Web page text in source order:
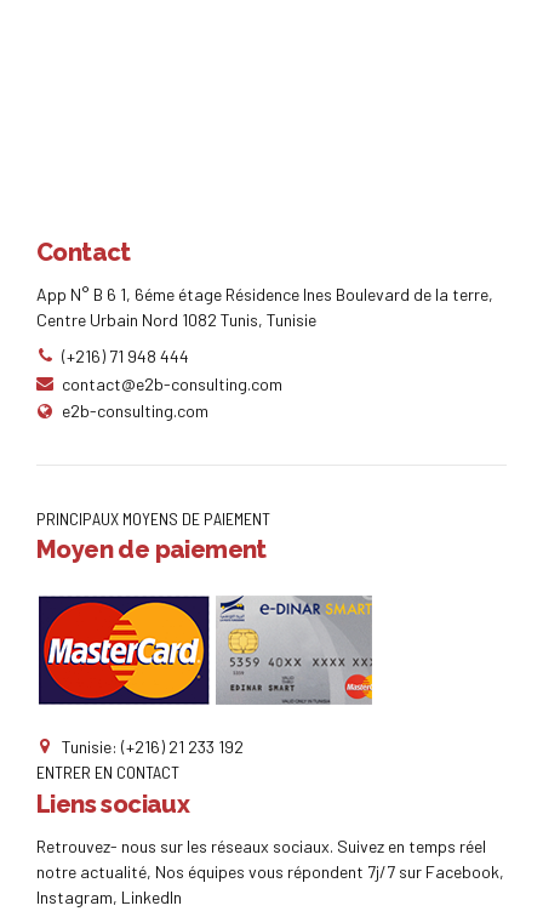
Contact
App N° B 6 1, 6éme étage Résidence Ines Boulevard de la terre,
Centre Urbain Nord 1082 Tunis, Tunisie
(+216) 71 948 444
contact@e2b-consulting.com
e2b-consulting.com
PRINCIPAUX MOYENS DE PAIEMENT
Moyen de paiement
Tunisie: (+216) 21 233 192
ENTRER EN CONTACT
Liens sociaux
Retrouvez- nous sur les réseaux sociaux. Suivez en temps réel
notre actualité, Nos équipes vous répondent 7j/7 sur Facebook,
Instagram, LinkedIn